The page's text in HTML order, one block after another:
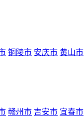
铜陵市 安庆市 黄山市
赣州市 吉安市 宜春市